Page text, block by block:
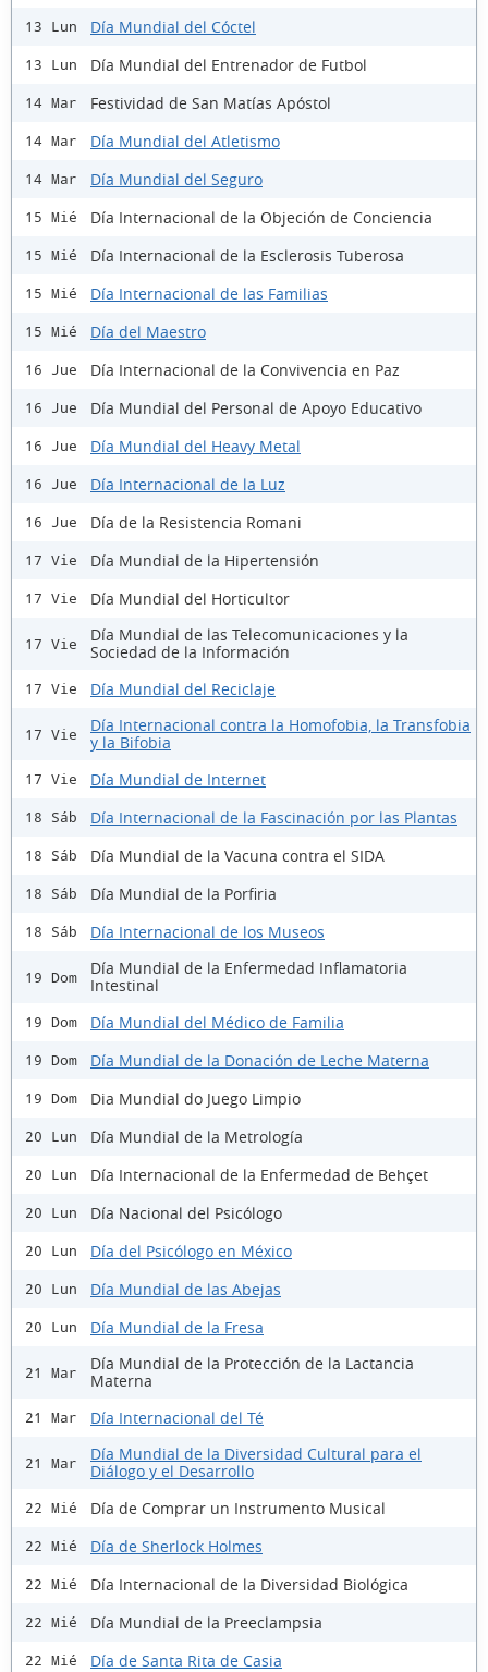
13 Lun Día Mundial del Cóctel
13 Lun Día Mundial del Entrenador de Futbol
14 Mar Festividad de San Matías Apóstol
14 Mar Día Mundial del Atletismo
14 Mar Día Mundial del Seguro
15 Mié Día Internacional de la Objeción de Conciencia
15 Mié Día Internacional de la Esclerosis Tuberosa
15 Mié Día Internacional de las Familias
15 Mié Día del Maestro
16 Jue Día Internacional de la Convivencia en Paz
16 Jue Día Mundial del Personal de Apoyo Educativo
16 Jue Día Mundial del Heavy Metal
16 Jue Día Internacional de la Luz
16 Jue Día de la Resistencia Romani
17 Vie Día Mundial de la Hipertensión
17 Vie Día Mundial del Horticultor
17 Vie
Día Mundial de las Telecomunicaciones y la
Sociedad de la Información
17 Vie Día Mundial del Reciclaje
17 Vie
Día Internacional contra la Homofobia, la Transfobia
y la Bifobia
17 Vie Día Mundial de Internet
18 Sáb Día Internacional de la Fascinación por las Plantas
18 Sáb Día Mundial de la Vacuna contra el SIDA
18 Sáb Día Mundial de la Porfiria
18 Sáb Día Internacional de los Museos
19 Dom
Día Mundial de la Enfermedad Inflamatoria
Intestinal
19 Dom Día Mundial del Médico de Familia
19 Dom Día Mundial de la Donación de Leche Materna
19 Dom Dia Mundial do Juego Limpio
20 Lun Día Mundial de la Metrología
20 Lun Día Internacional de la Enfermedad de Behçet
20 Lun Día Nacional del Psicólogo
20 Lun Día del Psicólogo en México
20 Lun Día Mundial de las Abejas
20 Lun Día Mundial de la Fresa
21 Mar
Día Mundial de la Protección de la Lactancia
Materna
21 Mar Día Internacional del Té
21 Mar
Día Mundial de la Diversidad Cultural para el
Diálogo y el Desarrollo
22 Mié Día de Comprar un Instrumento Musical
22 Mié Día de Sherlock Holmes
22 Mié Día Internacional de la Diversidad Biológica
22 Mié Día Mundial de la Preeclampsia
22 Mié Día de Santa Rita de Casia